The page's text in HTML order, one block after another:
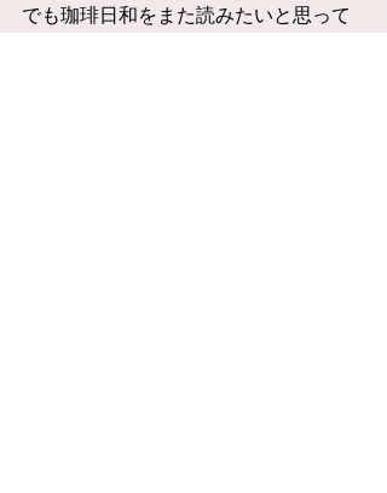
でも珈琲日和をまた読みたいと思って